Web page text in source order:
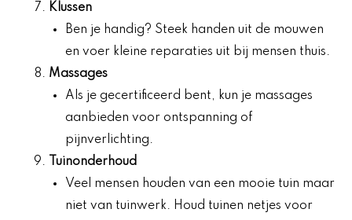
Klussen
Ben je handig? Steek handen uit de mouwen
en voer kleine reparaties uit bij mensen thuis.
Massages
Als je gecertificeerd bent, kun je massages
aanbieden voor ontspanning of
pijnverlichting.
Tuinonderhoud
Veel mensen houden van een mooie tuin maar
niet van tuinwerk. Houd tuinen netjes voor